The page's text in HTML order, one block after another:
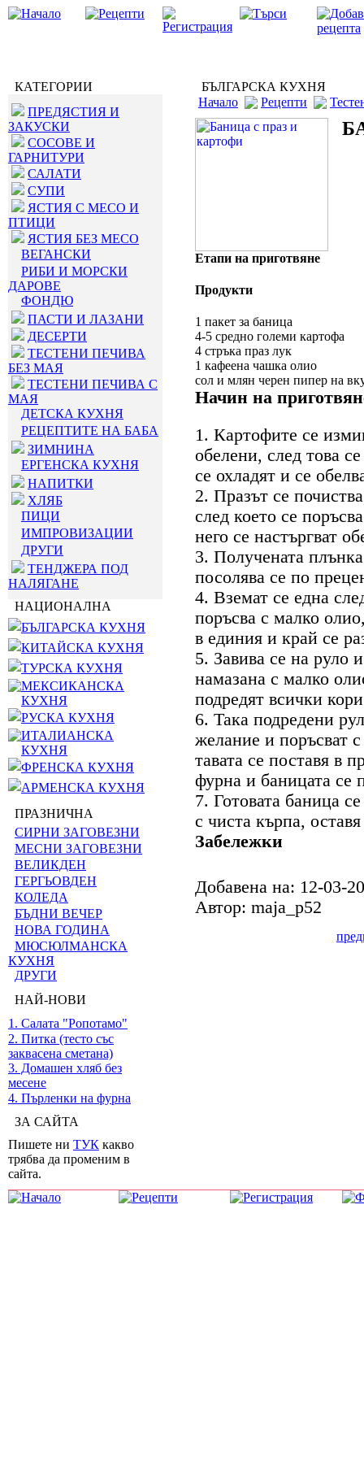
КАТЕГОРИИ
ПРЕДЯСТИЯ И
ЗАКУСКИ
СОСОВЕ И
ГАРНИТУРИ
САЛАТИ
СУПИ
ЯСТИЯ С МЕСО И
ПТИЦИ
ЯСТИЯ БЕЗ МЕСО
ВЕГАНСКИ
РИБИ И МОРСКИ
ДАРОВЕ
ФОНДЮ
ПАСТИ И ЛАЗАНИ
ДЕСЕРТИ
ТЕСТЕНИ ПЕЧИВА
БЕЗ МАЯ
ТЕСТЕНИ ПЕЧИВА С
МАЯ
ДЕТСКА КУХНЯ
РЕЦЕПТИТЕ НА БАБА
ЗИМНИНА
ЕРГЕНСКА КУХНЯ
НАПИТКИ
ХЛЯБ
ПИЦИ
ИМПРОВИЗАЦИИ
ДРУГИ
ТЕНДЖЕРА ПОД
НАЛЯГАНЕ
НАЦИОНАЛНА
БЪЛГАРСКА КУХНЯ
КИТАЙСКА КУХНЯ
ТУРСКА КУХНЯ
МЕКСИКАНСКА
КУХНЯ
РУСКА КУХНЯ
ИТАЛИАНСКА
КУХНЯ
ФРЕНСКА КУХНЯ
АРМЕНСКА КУХНЯ
ПРАЗНИЧНА
СИРНИ ЗАГОВЕЗНИ
МЕСНИ ЗАГОВЕЗНИ
ВЕЛИКДЕН
ГЕРГЬОВДЕН
КОЛЕДА
БЪДНИ ВЕЧЕР
НОВА ГОДИНА
МЮСЮЛМАНСКА
КУХНЯ
ДРУГИ
НАЙ-НОВИ
1. Салата "Ропотамо"
2. Питка (тесто със
заквасена сметана)
3. Домашен хляб без
месене
4. Пърленки на фурна
ЗА САЙТА
Пишете ни ТУК какво
трябва да променим в
сайта.
БЪЛГАРСКА КУХНЯ
Начало
Рецепти
Етапи на приготвяне
Продукти
1 пакет за баница
4-5 средно големи картофа
4 стръка праз лук
1 кафеена чашка олио
сол и млян черен пипер на
Начин на
1. Картофите се
обелени, след това
се охладят и се
2. Празът се
след което се
него се настъргват
3. Получената
посолява се по
4. Вземат се една
поръсва с малко
в единия и край се
5. Завива се на руло
намазана с малко
подредят всички
6. Така подредени
желание и поръсват
тавата се поставя в
фурна и баницата се
7. Готовата баница
с чиста кърпа,
Забележки
Добавена на: 12-03-
Автор: maja_p52